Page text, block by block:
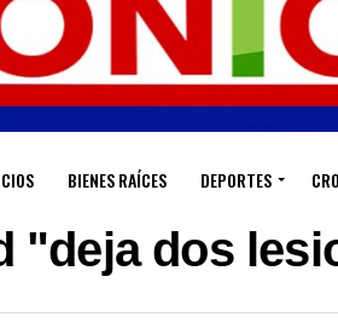
BIENES RAÍCES DEPORTES
"deja dos